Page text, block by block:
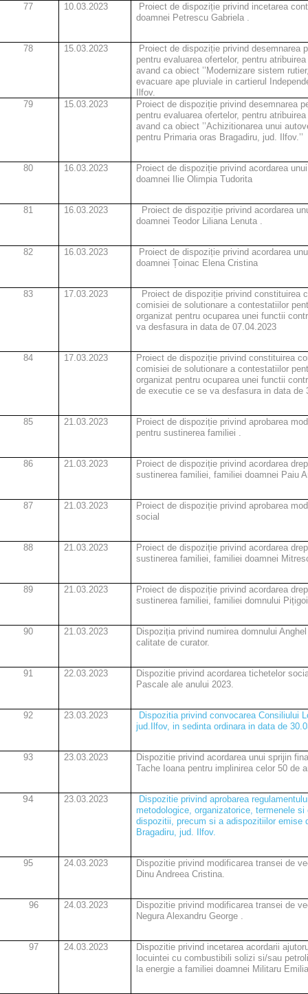
77 10.03.2023
Proiect de dispoziție privind incetarea
doamnei Petrescu Gabriela .
78 15.03.2023
Proiect de dispoziție privind desemnarea
pentru evaluarea ofertelor, pentru
avand ca obiect ’’Modernizare sistem
evacuare ape pluviale in cartierul
Ilfov.
79
15.03.2023
Proiect de dispoziție privind desemnarea
pentru evaluarea ofertelor, pentru
avand ca obiect ’’Achizitionarea unui
pentru Primaria oras Bragadiru, jud. Ilfov.’’
80 16.03.2023
Proiect de dispoziție privind acordarea
doamnei Ilie Olimpia Tudorita
81 16.03.2023
Proiect de dispoziție privind acordarea
doamnei Teodor Liliana Lenuta .
82 16.03.2023
Proiect de dispoziție privind acordarea
doamnei Țoinac Elena Cristina
83 17.03.2023
Proiect de dispoziție privind constituirea
comisiei de solutionare a contestatiilor
organizat pentru ocuparea unei functii
va desfasura in data de 07.04.2023
84 17.03.2023
Proiect de dispoziție privind constituirea
comisiei de solutionare a contestatiilor
organizat pentru ocuparea unei functii
de executie ce se va desfasura in data de
85 21.03.2023 Proiect de dispozițieprivind aprobarea
pentru sustinerea familiei .
86 21.03.2023 Proiect de dispoziție privind acordarea
sustinerea familiei, familiei doamnei Paiu
87 21.03.2023 Proiect de dispozițieprivind aprobarea
social
88 21.03.2023 Proiect de dispoziție privind acordarea
sustinerea familiei, familiei doamnei
89 21.03.2023 Proiect de dispozițieprivind acordarea
sustinerea familiei, familiei domnului
90 21.03.2023
Dispoziția privind numirea domnului
calitate de curator.
91 22.03.2023
Dispozitie privind acordarea tichetelor
Pascale ale anului 2023.
92 23.03.2023
Dispozitia privind convocarea Consiliului
jud.Ilfov, in sedinta ordinara in data de
93 23.03.2023
Dispozitie privind acordarea unui sprijin
Tache Ioana pentru implinirea celor 50 de
94 23.03.2023
Dispozitie privind aprobarea
metodologice, organizatorice, termenele
dispozitii, precum si a adispozitiilor emise
Bragadiru, jud. Ilfov.
95 24.03.2023
Dispozitie privind modificarea transei de
Dinu Andreea Cristina.
96 24.03.2023
Dispozitie privind modificarea transei de
Negura Alexandru George .
97 24.03.2023
Dispozitie privind incetarea acordarii
locuintei cu combustibili solizi si/sau
la energie a familiei doamnei Militaru